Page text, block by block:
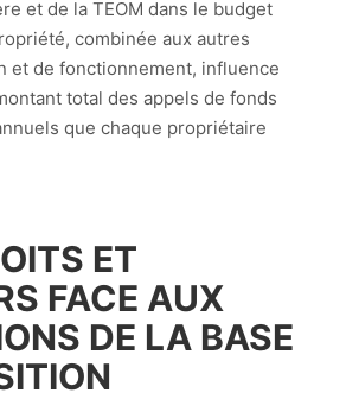
et de la TEOM dans le budget
combinée aux autres
et de fonctionnement, influence
total des appels de fonds
que chaque propriétaire
ET
FACE AUX
DE LA BASE